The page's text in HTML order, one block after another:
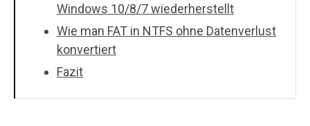
Windows 10/8/7 wiederherstellt
Wie man FAT in NTFS ohne Datenverlust
konvertiert
Fazit